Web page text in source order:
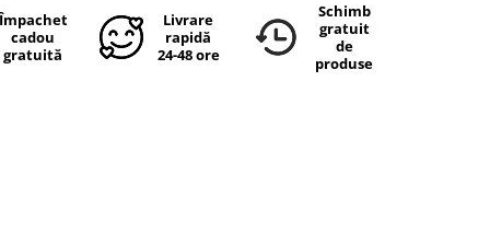
cadou
gratuită
Livrare
rapidă
24-48 ore
Schimb
gratuit
de
produse